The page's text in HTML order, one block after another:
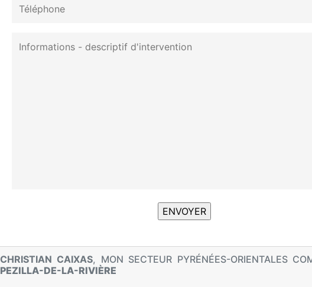
CHRISTIAN CAIXAS, MON SECTEUR PYRÉNÉES-ORIENTALES
PEZILLA-DE-LA-RIVIÈRE